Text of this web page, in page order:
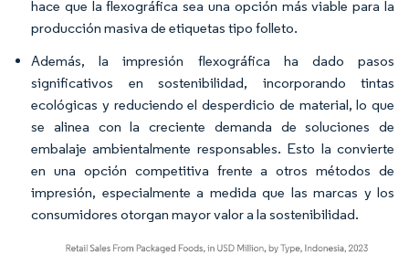
hace que la flexográfica sea una opción más viable para la
producción masiva de etiquetas tipo folleto.
Además, la impresión flexográfica ha dado pasos
significativos en sostenibilidad, incorporando tintas
ecológicas y reduciendo el desperdicio de material, lo que
se alinea con la creciente demanda de soluciones de
embalaje ambientalmente responsables. Esto la convierte
en una opción competitiva frente a otros métodos de
impresión, especialmente a medida que las marcas y los
consumidores otorgan mayor valor a la sostenibilidad.